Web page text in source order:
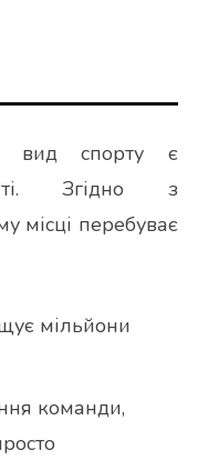
вид спорту є
Згідно з
місці перебуває
мільйони
команди,